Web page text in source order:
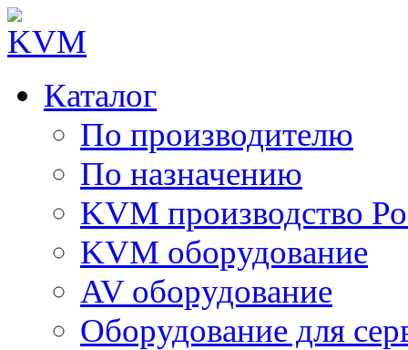
Каталог
По производителю
По назначению
KVM производство
KVM оборудование
AV оборудование
Оборудование для